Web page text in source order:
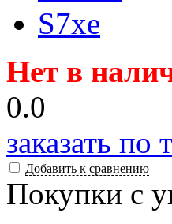
Нет в
0.0
заказать по
Добавить к сравнению
Покупки с